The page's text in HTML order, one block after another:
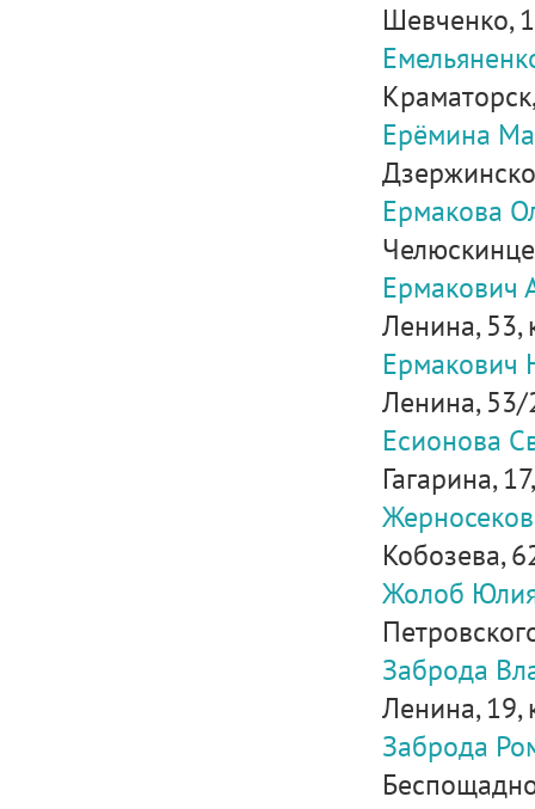
Шевченко,
Ерёмина
Ермакова
Ермакович
Ленина, 53,
Ермакович
Ленина, 53/
Есионова
Гагарина,
Кобозева,
Жолоб
Заброда
Ленина, 19,
Заброда